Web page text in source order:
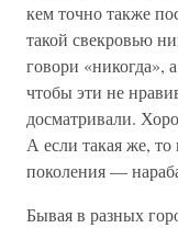
кем точно также
такой свекровью
говори «никогда»,
чтобы эти не
досматривали.
А если такая же,
поколения —
Бывая в разных